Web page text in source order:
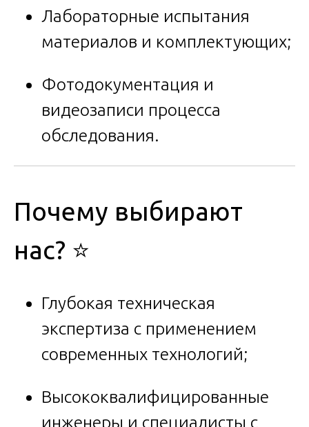
Лабораторные испытания
материалов и комплектующих;
Фотодокументация и
видеозаписи процесса
обследования.
Почему выбирают
нас? ⭐
Глубокая техническая
экспертиза с применением
современных технологий;
Высококвалифицированные
инженеры и специалисты с